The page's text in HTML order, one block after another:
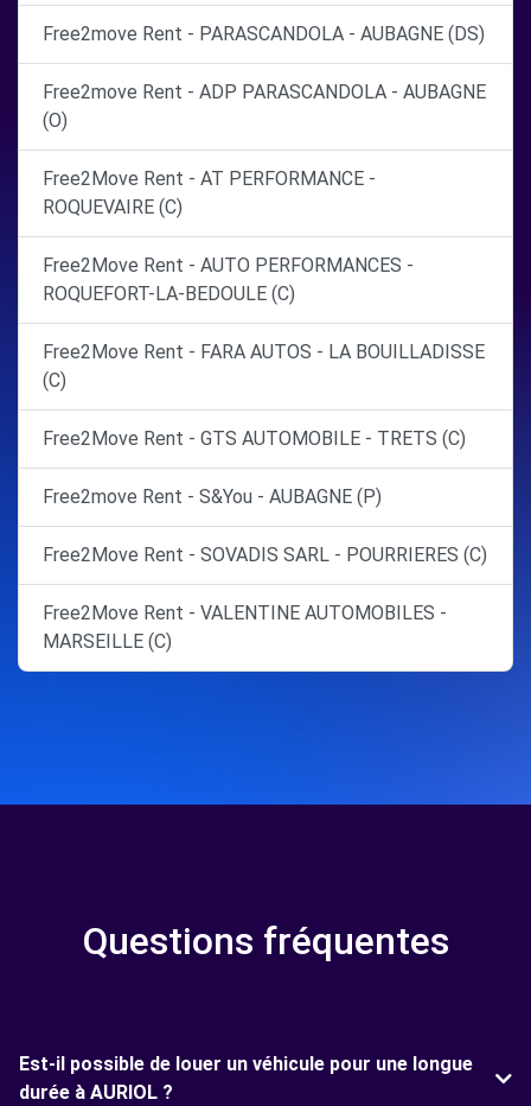
Free2move Rent - PARASCANDOLA - AUBAGNE (DS)
Free2move Rent - ADP PARASCANDOLA - AUBAGNE
(O)
Free2Move Rent - AT PERFORMANCE -
ROQUEVAIRE (C)
Free2Move Rent - AUTO PERFORMANCES -
ROQUEFORT-LA-BEDOULE (C)
Free2Move Rent - FARA AUTOS - LA BOUILLADISSE
(C)
Free2Move Rent - GTS AUTOMOBILE - TRETS (C)
Free2move Rent - S&You - AUBAGNE (P)
Free2Move Rent - SOVADIS SARL - POURRIERES (C)
Free2Move Rent - VALENTINE AUTOMOBILES -
MARSEILLE (C)
Questions fréquentes
Est-il possible de louer un véhicule pour une longue
durée à AURIOL ?